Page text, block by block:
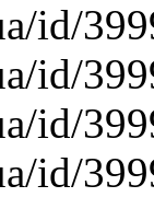
id/
id/
id/
id/